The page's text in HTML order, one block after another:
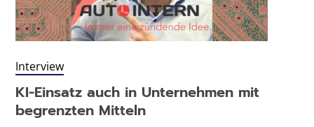
Interview
KI-Einsatz auch in Unternehmen mit
begrenzten Mitteln